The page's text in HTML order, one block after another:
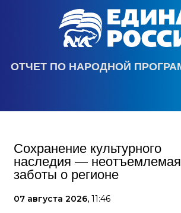
ОТЧЕТ ПО НАРОДНОЙ
Сохранение культурного
наследия — неотъемлемая
заботы о регионе
07 августа 2026, 11:46